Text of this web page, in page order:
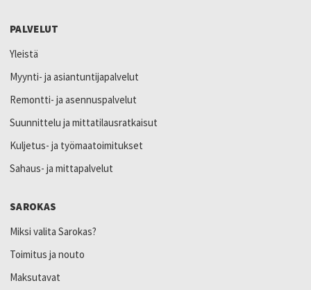
PALVELUT
Yleistä
Myynti- ja asiantuntijapalvelut
Remontti- ja asennuspalvelut
Suunnittelu ja mittatilausratkaisut
Kuljetus- ja työmaatoimitukset
Sahaus- ja mittapalvelut
SAROKAS
Miksi valita Sarokas?
Toimitus ja nouto
Maksutavat